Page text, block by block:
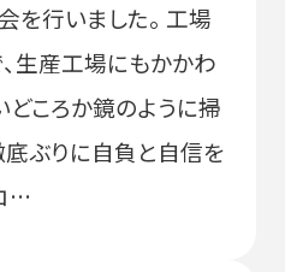
を行いました。 工場
生産工場にもかかわ
どころか鏡のように掃
底ぶりに自負と自信を
…